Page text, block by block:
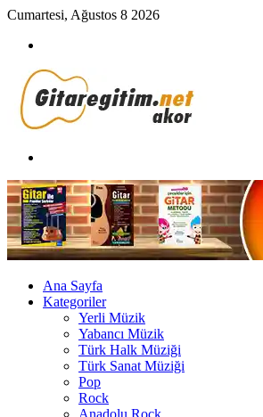
Cumartesi, Ağustos 8 2026
...
Ana Sayfa
Kategoriler
Yerli Müzik
Yabancı Müzik
Türk Halk Müziği
Türk Sanat Müziği
Pop
Rock
Anadolu Rock